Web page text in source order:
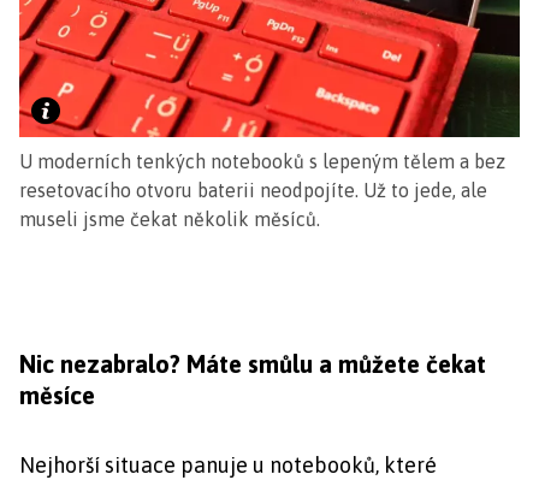
U moderních tenkých notebooků s lepeným tělem a bez
resetovacího otvoru baterii neodpojíte. Už to jede, ale
museli jsme čekat několik měsíců.
Nic nezabralo? Máte smůlu a můžete čekat
měsíce
Nejhorší situace panuje u notebooků, které